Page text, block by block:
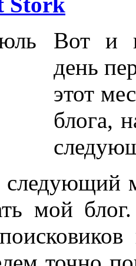
Вот и
день
этот
блога,
мой